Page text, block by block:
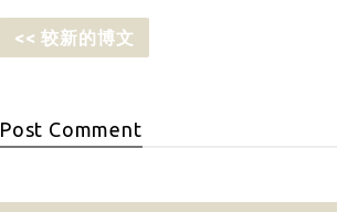
<< 较新的博文
Post Comment